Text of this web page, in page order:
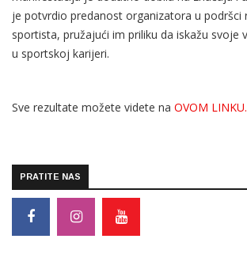
je potvrdio predanost organizatora u podršci
sportista, pružajući im priliku da iskažu svoje
u sportskoj karijeri.
Sve rezultate možete videte na OVOM LINKU.
PRATITE NAS